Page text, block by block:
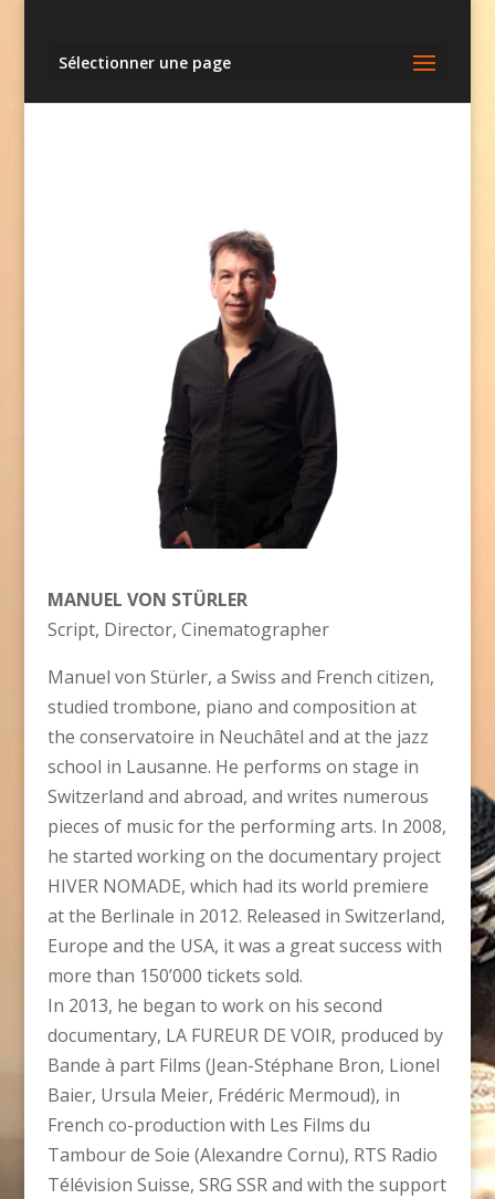
Sélectionner une page
MANUEL VON STÜRLER
Script, Director, Cinematographer
Manuel von Stürler, a Swiss and French citizen,
studied trombone, piano and composition at
the conservatoire in Neuchâtel and at the jazz
school in Lausanne. He performs on stage in
Switzerland and abroad, and writes numerous
pieces of music for the performing arts. In 2008,
he started working on the documentary project
HIVER NOMADE, which had its world premiere
at the Berlinale in 2012. Released in Switzerland,
Europe and the USA, it was a great success with
more than 150’000 tickets sold.
In 2013, he began to work on his second
documentary, LA FUREUR DE VOIR, produced by
Bande à part Films (Jean-Stéphane Bron, Lionel
Baier, Ursula Meier, Frédéric Mermoud), in
French co-production with Les Films du
Tambour de Soie (Alexandre Cornu), RTS Radio
Télévision Suisse, SRG SSR and with the support